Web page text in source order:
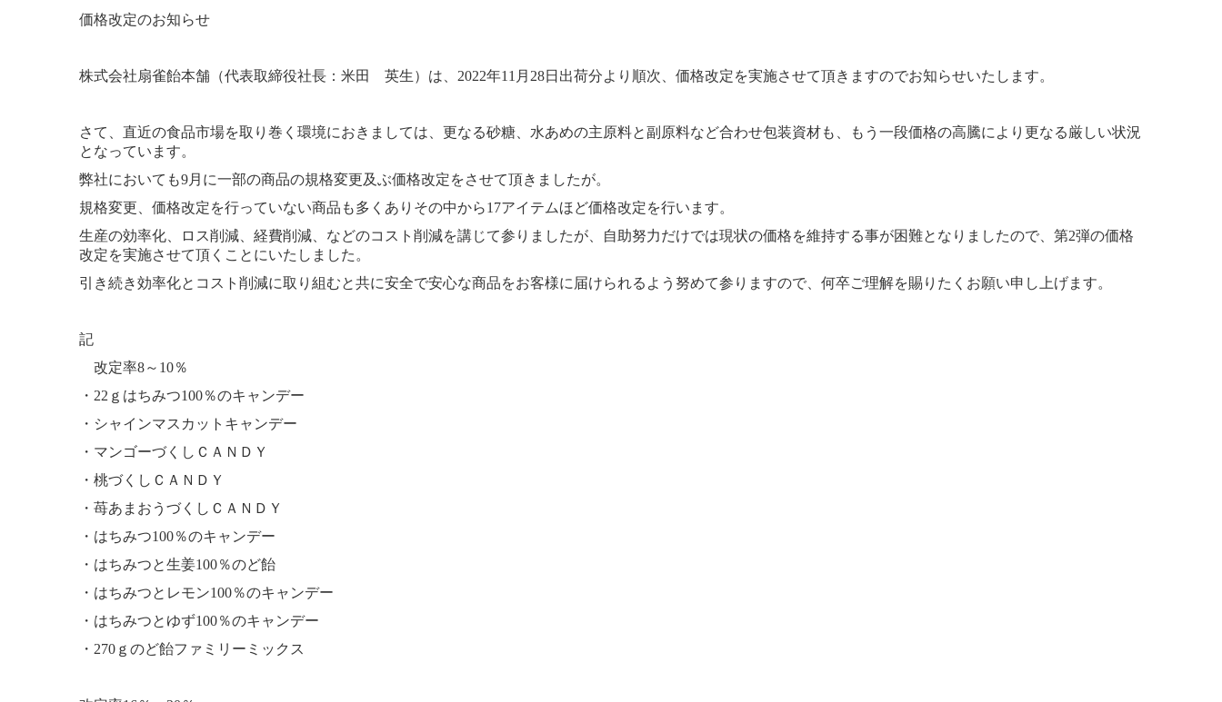
価格改定のお知らせ
株式会社扇雀飴本舗（代表取締役社長：米田 英生）は、2022年11月28日出荷分より順次、価格改定を実施させて頂きますのでお知らせいたします。
さて、直近の食品市場を取り巻く環境におきましては、更なる砂糖、水あめの主原料と副原料など合わせ包装資材も、もう一段価格の高騰により更なる厳しい状況
となっています。
弊社においても9月に一部の商品の規格変更及ぶ価格改定をさせて頂きましたが。
規格変更、価格改定を行っていない商品も多くありその中から17アイテムほど価格改定を行います。
生産の効率化、ロス削減、経費削減、などのコスト削減を講じて参りましたが、自助努力だけでは現状の価格を維持する事が困難となりましたので、第2弾の価格
改定を実施させて頂くことにいたしました。
引き続き効率化とコスト削減に取り組むと共に安全で安心な商品をお客様に届けられるよう努めて参りますので、何卒ご理解を賜りたくお願い申し上げます。
記
改定率8～10％
・22ｇはちみつ100％のキャンデー
・シャインマスカットキャンデー
・マンゴーづくしＣＡＮＤＹ
・桃づくしＣＡＮＤＹ
・苺あまおうづくしＣＡＮＤＹ
・はちみつ100％のキャンデー
・はちみつと生姜100％のど飴
・はちみつとレモン100％のキャンデー
・はちみつとゆず100％のキャンデー
・270ｇのど飴ファミリーミックス